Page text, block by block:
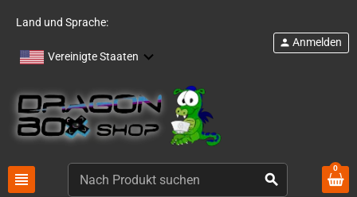
Land und Sprache:
Vereinigte Staaten
view_headline search
person Anmelden
0